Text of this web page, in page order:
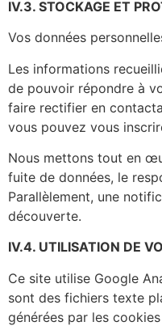
IV.3. STOCKAGE ET
Vos données
Les informations
de pouvoir répondre à
faire rectifier en
vous pouvez vous
Nous mettons tout en
fuite de données, le
Parallèlement, une
découverte.
IV.4. UTILISATION DE
Ce site utilise Google
sont des fichiers texte
générées par les